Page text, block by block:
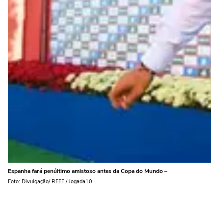
Espanha fará penúltimo amistoso antes da Copa do Mundo –
Foto: Divulgação/ RFEF / Jogada10